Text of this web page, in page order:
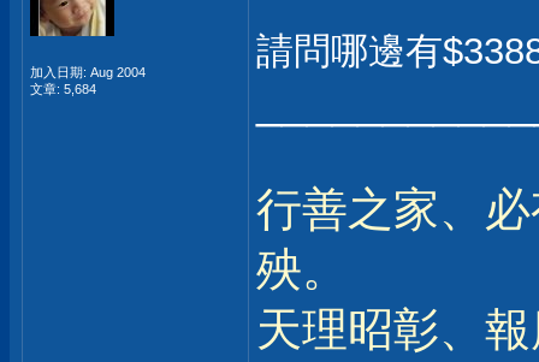
加入日期: Aug 2004
文章: 5,684
請問哪邊有
行善之家、
殃。
天理昭彰、